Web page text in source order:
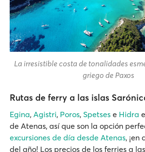
La irresistible costa de tonalidades
griego de Paxos
Rutas de ferry a las islas
Egina, Agistri, Poros, Spetses e Hidra
de Atenas, así que son la opción
excursiones de día desde Atenas, ¡en
del año! Los precios de los ferries a